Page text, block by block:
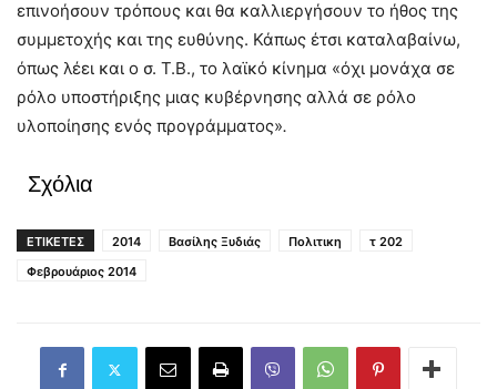
επινοήσουν τρόπους και θα καλλιεργήσουν το ήθος της
συμμετοχής και της ευθύνης. Κάπως έτσι καταλαβαίνω,
όπως λέει και ο σ. Τ.Β., το λαϊκό κίνημα «όχι μονάχα σε
ρόλο υποστήριξης μιας κυβέρνησης αλλά σε ρόλο
υλοποίησης ενός προγράμματος».
Σχόλια
ΕΤΙΚΕΤΕΣ 2014 Βασίλης Ξυδιάς Πολιτικη
τ 202
Φεβρουάριος 2014